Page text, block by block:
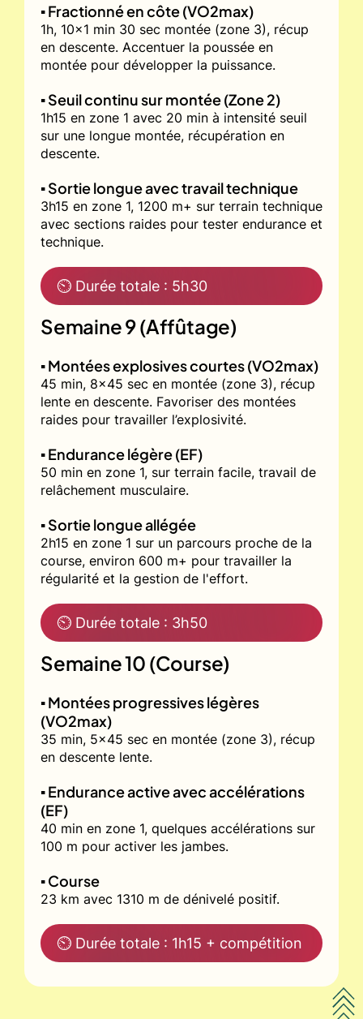
▪️ Fractionné en côte (VO2max)
1h, 10x1 min 30 sec montée (zone 3), récup
en descente. Accentuer la poussée en
montée pour développer la puissance.
▪️ Seuil continu sur montée (Zone 2)
1h15 en zone 1 avec 20 min à intensité seuil
sur une longue montée, récupération en
descente.
▪️ Sortie longue avec travail technique
3h15 en zone 1, 1200 m+ sur terrain technique
avec sections raides pour tester endurance et
technique.
⏲ Durée totale : 5h30
Semaine 9 (Affûtage)
▪️ Montées explosives courtes (VO2max)
45 min, 8x45 sec en montée (zone 3), récup
lente en descente. Favoriser des montées
raides pour travailler l’explosivité.
▪️ Endurance légère (EF)
50 min en zone 1, sur terrain facile, travail de
relâchement musculaire.
▪️ Sortie longue allégée
2h15 en zone 1 sur un parcours proche de la
course, environ 600 m+ pour travailler la
régularité et la gestion de l'effort.
⏲ Durée totale : 3h50
Semaine 10 (Course)
▪️ Montées progressives légères
(VO2max)
35 min, 5x45 sec en montée (zone 3), récup
en descente lente.
▪️ Endurance active avec accélérations
(EF)
40 min en zone 1, quelques accélérations sur
100 m pour activer les jambes.
▪️ Course
23 km avec 1310 m de dénivelé positif.
⏲ Durée totale : 1h15 + compétition